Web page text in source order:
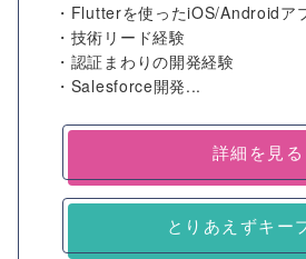
・Flutterを使ったiOS/Androidア
・技術リード経験
・認証まわりの開発経験
・Salesforce開発...
詳細を見る
とりあえずキー